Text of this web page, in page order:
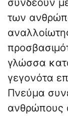
των
γλώσσα
γεγονότα
Πνεύμα
ανθρώπους